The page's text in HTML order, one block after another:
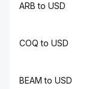
ARB to USD
COQ to USD
BEAM to USD